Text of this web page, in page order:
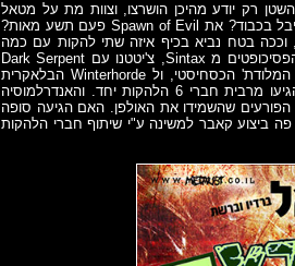
רק יודע מהיכן הושרצו, וצוות מת על מטאל
עומד בפני השאלה הקשה – איזו להקה נביא לאולפן שתייצג את הפסטיבל בכבוד? את Spawn of Evil פעם תשע מאות?
וככה בטח נביא בכיף איזה שתי להקות עם כמה
מהחברים שאולי אפילו יבצעו מוזיקה באולפן יחד! דיברנו עם חבורת הפסיכופטים מ Sintax, צ'יטטנו עם Dark Serpent
הטראשרית האכזרית, סימסנו לKatastrof ול-Eyes Sewn Shut אנשי המלודת' הכסחיסטי, ול Winterhorde הבלאקרית
האדירה שלחנו הזמנה ע"י עורב דואר. התוצאה הייתה קשה. לאולפן הגיעו מרבית חברי 6 הלהקות יחד. והאנדרלמוסיה
שהשמידו את האולפן. האם הגיעה סופה
ביצוע קאבר למשינה ע"י שיתוף חברי הלהקות